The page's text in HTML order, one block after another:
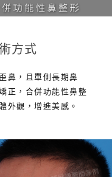
方式
鼻，且單側長期鼻
正，合併功能性鼻整
外觀，增進美感。